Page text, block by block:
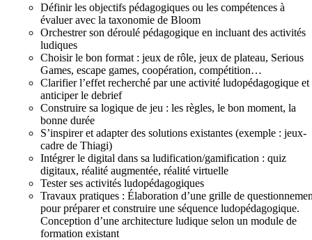
Définir les objectifs pédagogiques ou les compétences à
évaluer avec la taxonomie de Bloom
Orchestrer son déroulé pédagogique en incluant des activités
ludiques
Choisir le bon format : jeux de rôle, jeux de plateau, Serious
Games, escape games, coopération, compétition…
Clarifier l’effet recherché par une activité ludopédagogique et
anticiper le debrief
Construire sa logique de jeu : les règles, le bon moment, la
bonne durée
S’inspirer et adapter des solutions existantes (exemple : jeux-
cadre de Thiagi)
Intégrer le digital dans sa ludification/gamification : quiz
digitaux, réalité augmentée, réalité virtuelle
Tester ses activités ludopédagogiques
Travaux pratiques : Élaboration d’une grille de
pour préparer et construire une séquence ludopédagogique.
Conception d’une architecture ludique selon un module de
formation existant